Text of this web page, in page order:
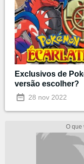
Exclusivos de
versão escolher?
28 nov 2022